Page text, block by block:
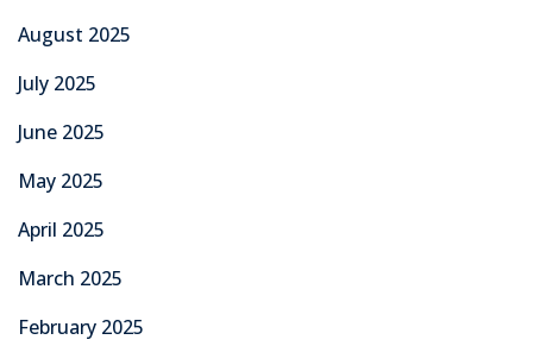
August 2025
July 2025
June 2025
May 2025
April 2025
March 2025
February 2025